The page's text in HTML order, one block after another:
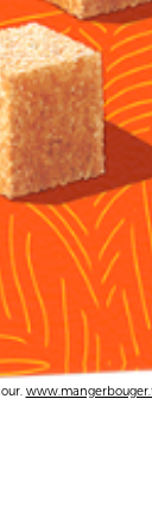
© 2026 Daddy. Tous
produits